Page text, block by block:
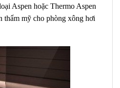
Aspen hoặc Thermo Aspen
thẩm mỹ cho phòng xông hơi